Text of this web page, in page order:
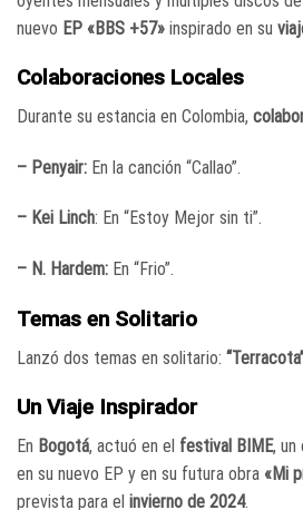
nuevo EP «BBS +57» inspirado en su
Colaboraciones Locales
Durante su estancia en Colombia,
– Penyair: En la canción “Callao”.
– Kei Linch: En “Estoy Mejor sin ti”.
– N. Hardem: En “Frio”.
Temas en Solitario
Lanzó dos temas en solitario:
Un Viaje Inspirador
En Bogotá, actuó en el festival BIME, un
en su nuevo EP y en su futura obra «Mi
prevista para el invierno de 2024.